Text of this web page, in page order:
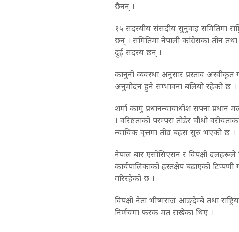
छैनन् ।
१५ सदस्यीय संसदीय सुनुवाइ समितिमा
छन् । समितिमा नेपाली कांग्रेसका तीन तथा
दुई सदस्य छन् ।
कानुनी व्यवस्था अनुसार प्रस्ताव
अनुमोदन हुने सम्भावना बलियो रहेको छ ।
शर्मा कामु प्रधानन्यायाधीश सपना प्रधान
। वरिष्ठताको परम्परा तोडेर चौथो
न्यायिक वृत्तमा तीव्र बहस सुरु भएको छ ।
नेपाल बार एसोसिएसन र विपक्षी दलहरूले
कार्यपालिकाको हस्तक्षेप बढाएको टिप्पणी
गरिरहेको छ ।
विपक्षी नेता भीष्मराज आङ्देम्बे तथा
निर्णयमा फरक मत राखेका थिए ।